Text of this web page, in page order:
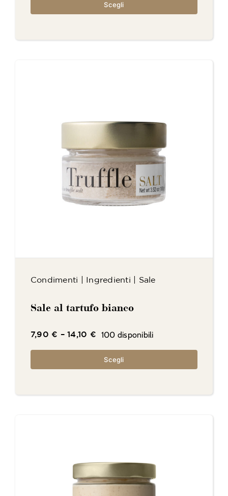
Scegli
Condimenti Ingredienti Sale
Sale al tartufo bianco
7,90€ –14,10 € 100 disponibili
Scegli